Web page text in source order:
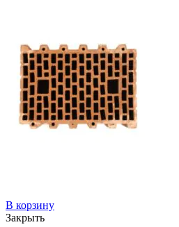
В корзину
Закрыть